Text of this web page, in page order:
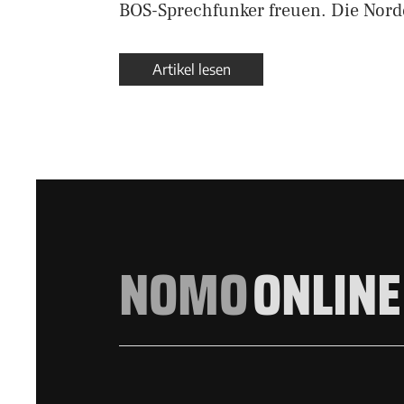
BOS-Sprechfunker freuen. Die
Artikel lesen
NOMOONLINE